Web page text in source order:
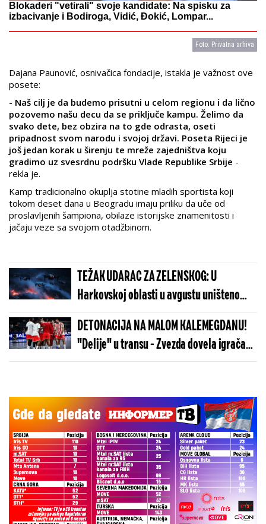
Blokaderi "vetirali" svoje kandidate: Na spisku za
izbacivanje i Bodiroga, Vidić, Đokić, Lompar...
Foto: Privatna arhiva
Dajana Paunović, osnivačica fondacije, istakla je važnost ove
posete:
- Naš cilj je da budemo prisutni u celom regionu i da lično
pozovemo našu decu da se priključe kampu. Želimo da
svako dete, bez obzira na to gde odrasta, oseti
pripadnost svom narodu i svojoj državi. Poseta Rijeci je
još jedan korak u širenju te mreže zajedništva koju
gradimo uz svesrdnu podršku Vlade Republike Srbije -
rekla je.
Kamp tradicionalno okuplja stotine mladih sportista koji
tokom deset dana u Beogradu imaju priliku da uče od
proslavljenih šampiona, obilaze istorijske znamenitosti i
jačaju veze sa svojom otadžbinom.
TEŽAK UDARAC ZA ZELENSKOG: U
Harkovskoj oblasti u avgustu uništeno
više od 100 „baba jaga“
DETONACIJA NA MALOM KALEMEGDANU!
"Delije" u transu - Zvezda dovela igrača
Real Madrida!